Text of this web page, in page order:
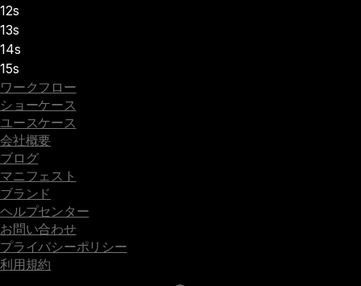
12s
13s
14s
15s
ワークフロー
ショーケース
ユースケース
会社概要
ブログ
マニフェスト
ブランド
ヘルプセンター
お問い合わせ
プライバシーポリシー
利用規約